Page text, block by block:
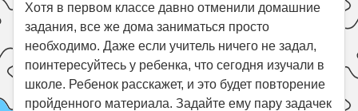
Хотя в первом классе давно отменили домашние
задания, все же дома заниматься просто
необходимо. Даже если учитель ничего не задал,
поинтересуйтесь у ребенка, что сегодня изучали в
школе. Ребенок расскажет, и это будет повторение
пройденного материала. Задайте ему пару задачек